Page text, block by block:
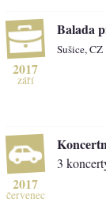
2017
září
Balada
Sušice, CZ
2017
červenec
3